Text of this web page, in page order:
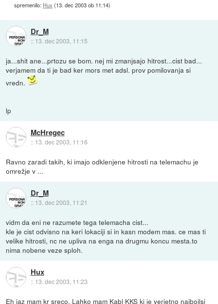
spremenilo: Hux (13. dec 2003 ob 11:14)
Dr_M
:: 13. dec 2003, 11:15
ja...shit ane...prtozu se bom. nej mi zmanjsajo hitrost...cist bad...
verjamem da ti je bad ker mors met adsl. prov pomilovanja si
vredn.
lp
McHregec
:: 13. dec 2003, 11:16
Ravno zaradi takih, ki imajo odklenjene hitrosti na telemachu je
omrežje v ...
Dr_M
:: 13. dec 2003, 11:21
vidm da eni ne razumete tega telemacha cist...
kle je cist odvisno na keri lokaciji si in kasn modem mas. ce mas ti
velike hitrosti, nc ne upliva na enga na drugmu koncu mesta.to
nima nobene veze sploh.
Hux
:: 13. dec 2003, 11:23
Eh jaz mam kr sreco. Lahko mam Kabl KKS ki je verjetno najboilsi